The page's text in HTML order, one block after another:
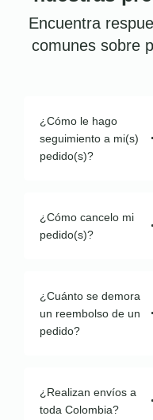
Encuentra
comunes sobre
¿Cómo le hago
seguimiento a mi(s)
pedido(s)?
¿Cómo cancelo mi
pedido(s)?
¿Cuánto se demora
un reembolso de un
pedido?
¿Realizan envíos a
toda Colombia?